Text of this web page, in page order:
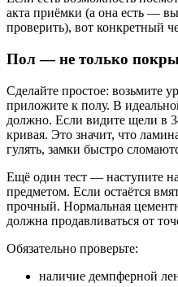
акта приёмки (а она есть —
проверить), вот конкретный
Пол — не только
Сделайте простое: возьмите
приложите к полу. В
должно. Если видите щели в
кривая. Это значит, что
гулять, замки быстро
Ещё один тест — наступите
предметом. Если остаётся
прочный. Нормальная
должна продавливаться от
Обязательно проверьте:
наличие демпферной